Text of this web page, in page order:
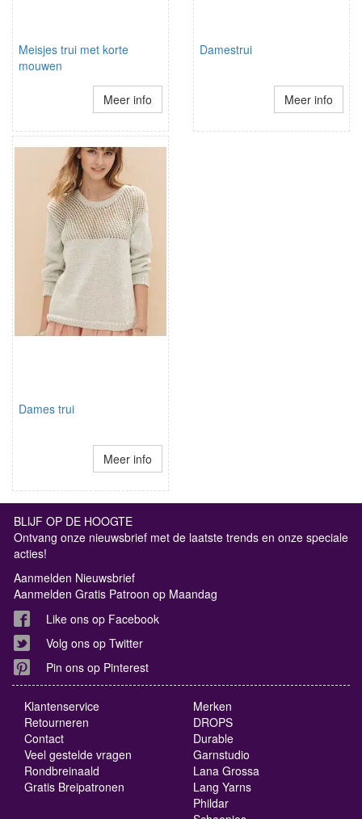
Meisjes trui met korte
mouwen
Meer info
Damestrui
Meer info
Dames trui
Meer info
BLIJF OP DE HOOGTE
Ontvang onze nieuwsbrief met de laatste trends en onze speciale
acties!
Aanmelden Nieuwsbrief
Aanmelden Gratis Patroon op Maandag
Like ons op Facebook
Volg ons op Twitter
Pin ons op Pinterest
Klantenservice
Retourneren
Contact
Veel gestelde vragen
Rondbreinaald
Gratis Breipatronen
Merken
DROPS
Durable
Garnstudio
Lana Grossa
Lang Yarns
Phildar